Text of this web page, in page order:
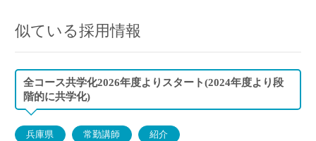
似ている採用情報
全コース共学化2026年度よりスタート(2024年度より段
階的に共学化)
兵庫県 常勤講師 紹介